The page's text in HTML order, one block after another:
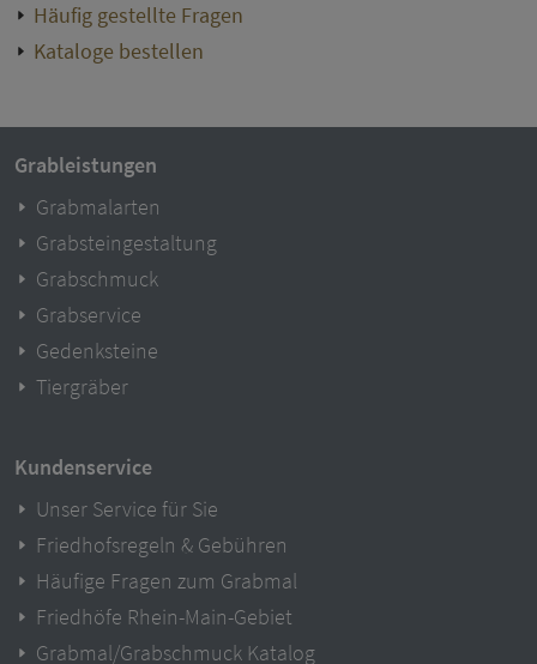
Häufig gestellte Fragen
Kataloge bestellen
Grableistungen
Grabmalarten
Grabsteingestaltung
Grabschmuck
Grabservice
Gedenksteine
Tiergräber
Kundenservice
Unser Service für Sie
Friedhofsregeln & Gebühren
Häufige Fragen zum Grabmal
Friedhöfe Rhein-Main-Gebiet
Grabmal/Grabschmuck Katalog